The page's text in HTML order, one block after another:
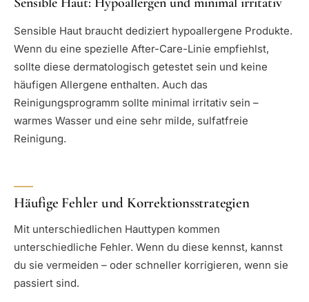
Sensible Haut braucht dediziert hypoallergene Produkte.
Wenn du eine spezielle After-Care-Linie empfiehlst,
sollte diese dermatologisch getestet sein und keine
häufigen Allergene enthalten. Auch das
Reinigungsprogramm sollte minimal irritativ sein –
warmes Wasser und eine sehr milde, sulfatfreie
Reinigung.
Häufige Fehler und Korrektionsstrategien
Mit unterschiedlichen Hauttypen kommen
unterschiedliche Fehler. Wenn du diese kennst, kannst
du sie vermeiden – oder schneller korrigieren, wenn sie
passiert sind.